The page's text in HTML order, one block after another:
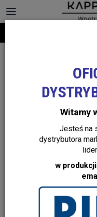
Witamy
Jesteś na
dystrybutora
w